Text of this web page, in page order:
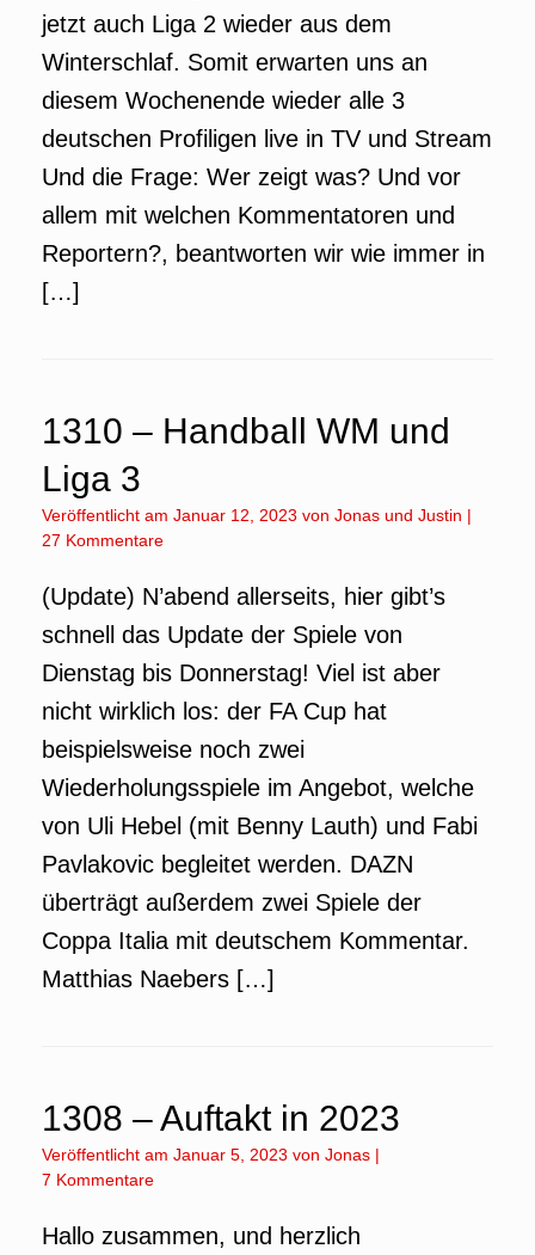
jetzt auch Liga 2 wieder aus dem
Winterschlaf. Somit erwarten uns an
diesem Wochenende wieder alle 3
deutschen Profiligen live in TV und Stream
Und die Frage: Wer zeigt was? Und vor
allem mit welchen Kommentatoren und
Reportern?, beantworten wir wie immer in
[…]
1310 – Handball WM und
Liga 3
Veröffentlicht am Januar 12, 2023 von Jonas und Justin |
27 Kommentare
(Update) N’abend allerseits, hier gibt’s
schnell das Update der Spiele von
Dienstag bis Donnerstag! Viel ist aber
nicht wirklich los: der FA Cup hat
beispielsweise noch zwei
Wiederholungsspiele im Angebot, welche
von Uli Hebel (mit Benny Lauth) und Fabi
Pavlakovic begleitet werden. DAZN
überträgt außerdem zwei Spiele der
Coppa Italia mit deutschem Kommentar.
Matthias Naebers […]
1308 – Auftakt in 2023
Veröffentlicht am Januar 5, 2023 von Jonas |
7 Kommentare
Hallo zusammen, und herzlich